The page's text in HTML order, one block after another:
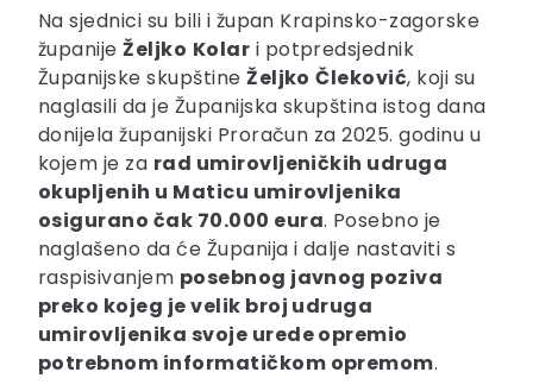
Na sjednici su bili i župan Krapinsko-zagorske
županijeŽeljko Kolar i potpredsjednik
Županijske skupštineŽeljko Čleković, koji su
naglasili da je Županijska skupština istog dana
donijela županijski Proračun za 2025. godinu u
kojem je za rad umirovljeničkih udruga
okupljenih u Maticu umirovljenika
osigurano čak 70.000 eura. Posebno je
naglašeno da će Županija i dalje nastaviti s
raspisivanjem posebnog javnog poziva
preko kojeg je velik broj udruga
umirovljenika svoje urede opremio
potrebnom informatičkom opremom.